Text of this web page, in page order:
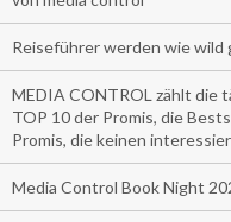
Reiseführer werden wie
MEDIA CONTROL zählt die
TOP 10 der Promis, die
Promis, die keinen
Media Control Book Night